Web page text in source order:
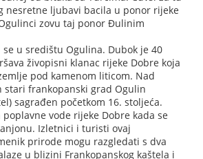
nesretne ljubavi bacila u ponor rijeke
zovu taj ponor Đulinim
u središtu Ogulina. Dubok je 40
živopisni klanac rijeke Dobre koja
pod kamenom liticom. Nad
stari frankopanski grad Ogulin
sagrađen početkom 16. stoljeća.
vode rijeke Dobre kada se
Izletnici i turisti ovaj
prirode mogu razgledati s dva
u blizini Frankopanskog kaštela i